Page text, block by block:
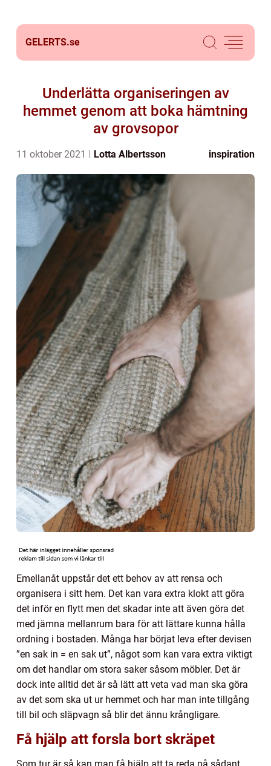
GELERTS.se
Underlätta organiseringen av
hemmet genom att boka hämtning
av grovsopor
11 oktober 2021 Lotta Albertsson inspiration
Emellanåt uppstår det ett behov av att rensa och
organisera i sitt hem. Det kan vara extra klokt att göra
det inför en flytt men det skadar inte att även göra det
med jämna mellanrum bara för att lättare kunna hålla
ordning i bostaden. Många har börjat leva efter devisen
”en sak in = en sak ut”, något som kan vara extra viktigt
om det handlar om stora saker såsom möbler. Det är
dock inte alltid det är så lätt att veta vad man ska göra
av det som ska ut ur hemmet och har man inte tillgång
till bil och släpvagn så blir det ännu krångligare.
Få hjälp att forsla bort skräpet
Som tur är så kan man få hjälp att ta reda på sådant